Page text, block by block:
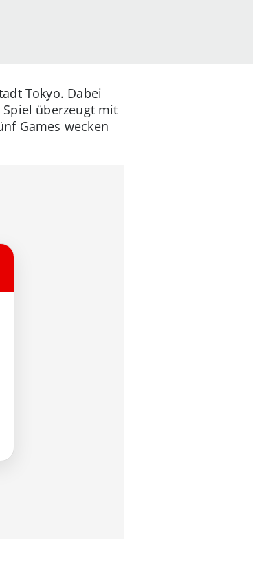
Tokyo. Dabei
Spiel überzeugt mit
Games wecken